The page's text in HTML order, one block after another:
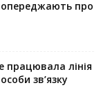
про
працювала лінія
зв’язку